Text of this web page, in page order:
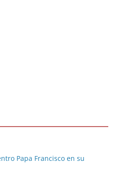
Papa Francisco en su